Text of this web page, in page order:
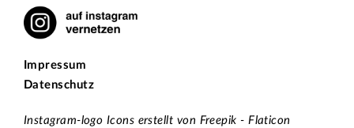
Impressum
Datenschutz
Instagram-logo Icons erstellt von Freepik - Flaticon